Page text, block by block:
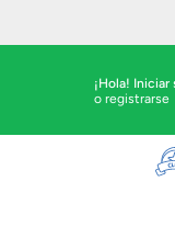
¡Hola! Iniciar